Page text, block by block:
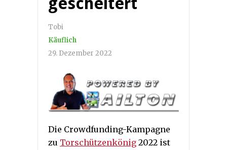
Tobi
Käuflich
29. Dezember 2022
Die Crowdfunding-Kampagne
zu Torschützenkönig 2022 ist